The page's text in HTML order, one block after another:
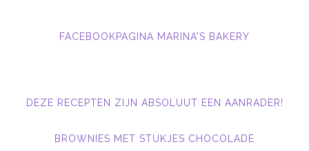
FACEBOOKPAGINA MARINA'S BAKERY
DEZE RECEPTEN ZIJN ABSOLUUT EEN AANRADER!
BROWNIES MET STUKJES CHOCOLADE